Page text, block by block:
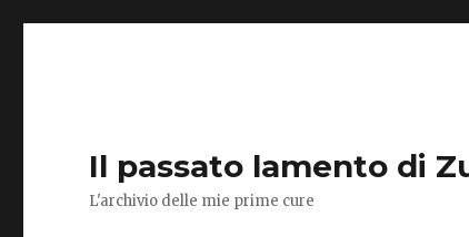
Il passato lamento di
L'archivio delle mie prime cure